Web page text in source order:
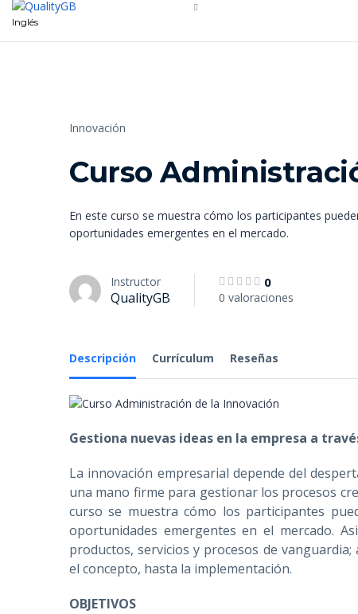
Inglés
Innovación
Curso
En este curso se muestra cómo los participantes
oportunidades emergentes en el mercado.
Instructor
QualityGB
0
0 valoraciones
Descripción Currículum Reseñas
Gestiona nuevas ideas en la empresa a
La innovación empresarial depende del
una mano firme para gestionar los procesos
curso se muestra cómo los participantes
oportunidades emergentes en el mercado.
productos, servicios y procesos de
el concepto, hasta la implementación.
OBJETIVOS